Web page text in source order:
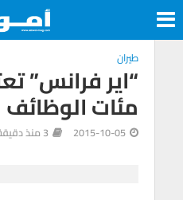
طيران
“اير فرانس”
مئات الوظائف
2015-10-05 3 منذ دقيقة